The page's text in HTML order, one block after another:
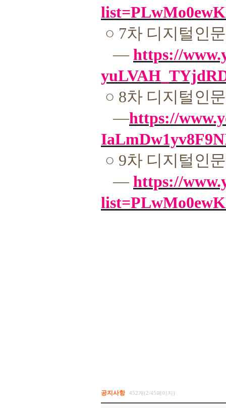
○ 7차 디지털인
― https://
○ 8차 디지털인
―https://
○ 9차 디지털인
― https://
공지사항 452개(2/45페이지)